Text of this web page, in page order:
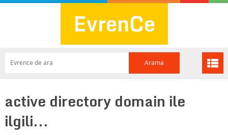
EvrenCe
active directory domain ile
ilgili...